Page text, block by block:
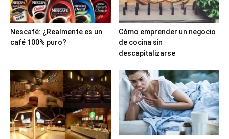
Nescafé: ¿Realmente es un
café 100% puro?
Cómo emprender un negocio
de cocina sin
descapitalizarse